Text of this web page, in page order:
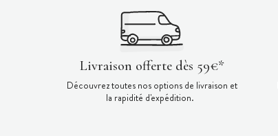
Livraison offerte dès 59€*
Découvrez toutes nos options de livraison et
la rapidité d'expédition.